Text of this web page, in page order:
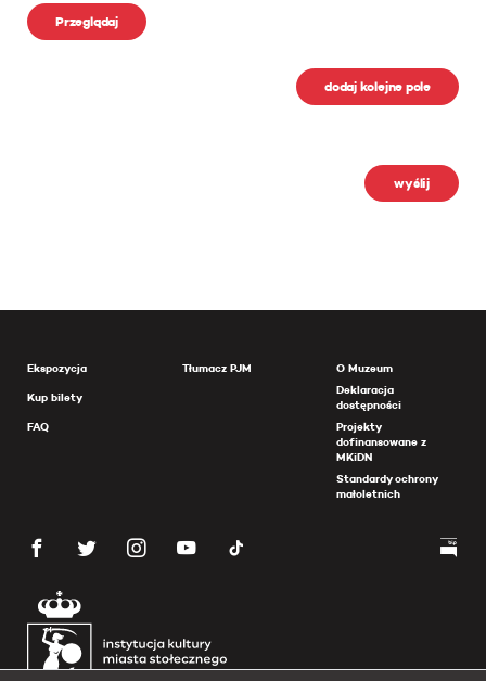
Przeglądaj
dodaj kolejne pole
wyślij
Ekspozycja
Kup bilety
FAQ
Tłumacz PJM
O Muzeum
Deklaracja
dostępności
Projekty
dofinansowane z
MKiDN
Standardy ochrony
małoletnich